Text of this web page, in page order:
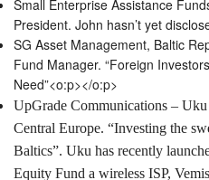
Small Enterprise Assistance
President. John hasn’t yet
SG Asset Management, Baltic
Fund Manager. “Foreign
Need”<o:p></o:p>
UpGrade Communications –
Central Europe. “Investing the
Baltics”. Uku has recently
Equity Fund a wireless ISP,